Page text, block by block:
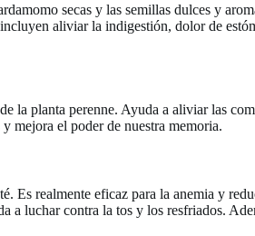
secas y las semillas dulces y
aliviar la indigestión, dolor de
la planta perenne. Ayuda a aliviar las
mejora el poder de nuestra memoria.
Es realmente eficaz para la anemia y
a luchar contra la tos y los resfriados.